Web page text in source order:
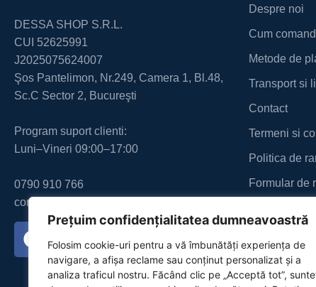
Prețuim confidențialitatea dumneavoastră
Folosim cookie-uri pentru a vă îmbunătăți experiența de
navigare, a afișa reclame sau conținut personalizat și a
analiza traficul nostru. Făcând clic pe „Acceptă tot”,
DESSA SHOP S.R.L.
CUI 52625991
J2025075624007
Şos Pantelimon, Nr.249, Camera 1, Bl.48,
Sc.C Sector 2, Bucureşti
Program suport clienti:
Luni–Vineri 09:00–17:00
0790 910 766
contact@dessa.ro
Despre noi
Cum
Metode de
Transport si
Contact
Termeni si
Politica de
Formular de
Politica de
ANPC